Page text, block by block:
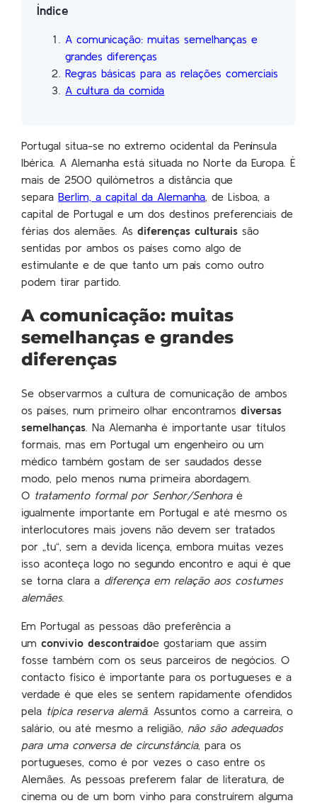
Portugal situa-se no extremo ocidental da Península
Ibérica. A Alemanha está situada no Norte da Europa. É
mais de 2500 quilómetros a distância que
separaBerlim, a capital da Alemanha , de Lisboa, a
capital de Portugal e um dos destinos preferenciais de
férias dos alemães. Asdiferenças culturais são
sentidas por ambos os países como algo de
estimulante e de que tanto um país como outro
podem tirar partido.
A comunicação: muitas
semelhanças e grandes
diferenças
Se observarmos a cultura de comunicação de ambos
os países, num primeiro olhar encontramosdiversas
semelhanças . Na Alemanha é importante usar títulos
formais, mas em Portugal um engenheiro ou um
médico também gostam de ser saudados desse
modo, pelo menos numa primeira abordagem.
O tratamento formal por Senhor/Senhoraé
igualmente importante em Portugal e até mesmo os
interlocutores mais jovens não devem ser tratados
por „tu“, sem a devida licença, embora muitas vezes
isso aconteça logo no segundo encontro e aqui é que
se torna clara a diferença em relação aos costumes
alemães.
Em Portugal as pessoas dão preferência a
umconvívio descontraídoe gostariam que assim
fosse também com os seus parceiros de negócios. O
contacto físico é importante para os portugueses e a
verdade é que eles se sentem rapidamente ofendidos
pela típica reserva alemã. Assuntos como a carreira, o
salário, ou até mesmo a religião, não são adequados
para uma conversa de circunstância, para os
portugueses, como é por vezes o caso entre os
Alemães. As pessoas preferem falar de literatura, de
cinema ou de um bom vinho para construírem alguma
Índice
A comunicação: muitas semelhanças e
grandes diferenças
Regras básicas para as relações comerciais
A cultura da comida